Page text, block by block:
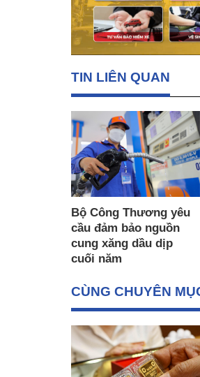
TIN LIÊN QUAN
Bộ Công Thương yêu
cầu đảm bảo nguồn
cung xăng dầu dịp
cuối năm
CÙNG CHUYÊN